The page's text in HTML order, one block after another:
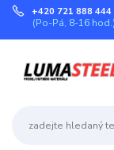
+420 721 888 444
(Po-Pá, 8-16 hod.)